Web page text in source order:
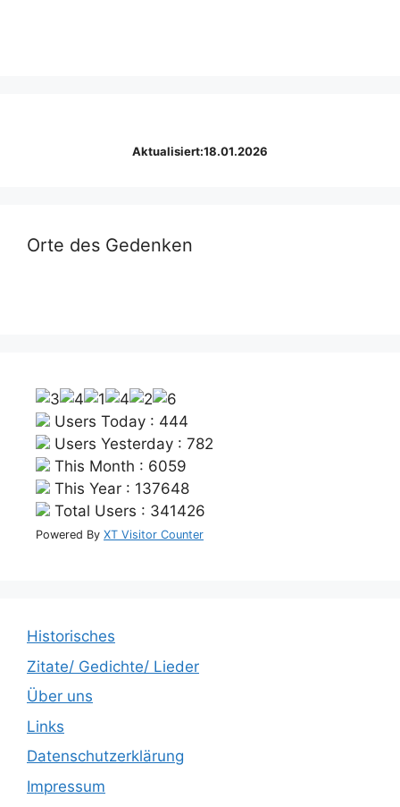
Aktualisiert:18.01.2026
Orte des Gedenken
Users Today : 444
Users Yesterday : 782
This Month : 6059
This Year : 137648
Total Users : 341426
Powered By XT Visitor Counter
Historisches
Zitate/ Gedichte/ Lieder
Über uns
Links
Datenschutzerklärung
Impressum